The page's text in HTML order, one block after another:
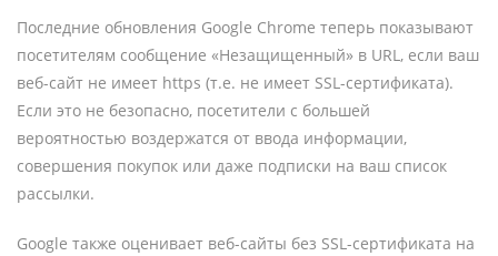
Последние обновления Google Chrome теперь показывают
посетителям сообщение «Незащищенный» в URL, если ваш
веб-сайт не имеет https (т.е. не имеет SSL-сертификата).
Если это не безопасно, посетители с большей
вероятностью воздержатся от ввода информации,
совершения покупок или даже подписки на ваш список
рассылки.
Google также оценивает веб-сайты без SSL-сертификата на